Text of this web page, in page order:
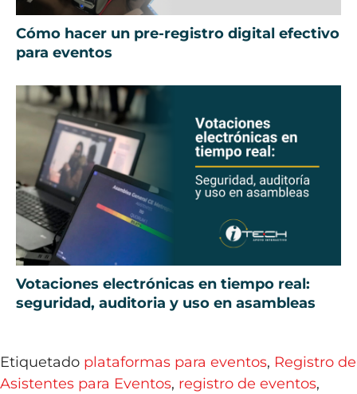
Cómo hacer un pre-registro digital efectivo
para eventos
Votaciones electrónicas en tiempo real:
seguridad, auditoria y uso en asambleas
Etiquetado plataformas para eventos, Registro de
Asistentes para Eventos, registro de eventos,